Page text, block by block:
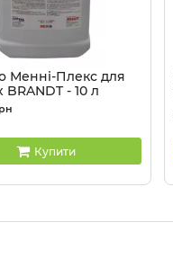
Менні-Плекс для
- 10 л
Купити